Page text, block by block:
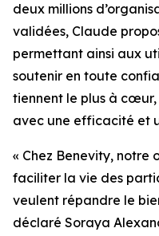
deux millions
validées, Claude
permettant ainsi aux
soutenir en toute
tiennent le plus à
avec une efficacité et
« Chez Benevity,
faciliter la vie des
veulent répandre le
déclaré Soraya